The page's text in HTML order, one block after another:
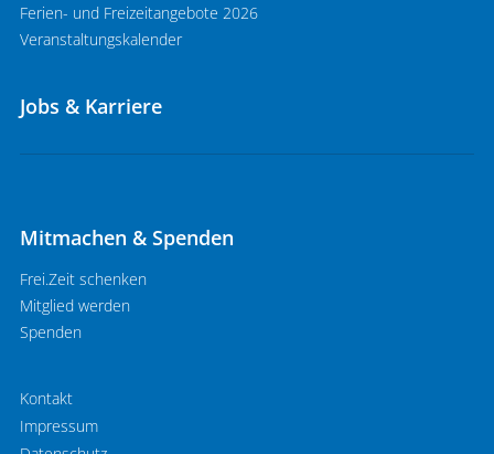
Ferien- und Freizeitangebote 2026
Veranstaltungskalender
Jobs & Karriere
Mitmachen & Spenden
Frei.Zeit schenken
Mitglied werden
Spenden
Kontakt
Impressum